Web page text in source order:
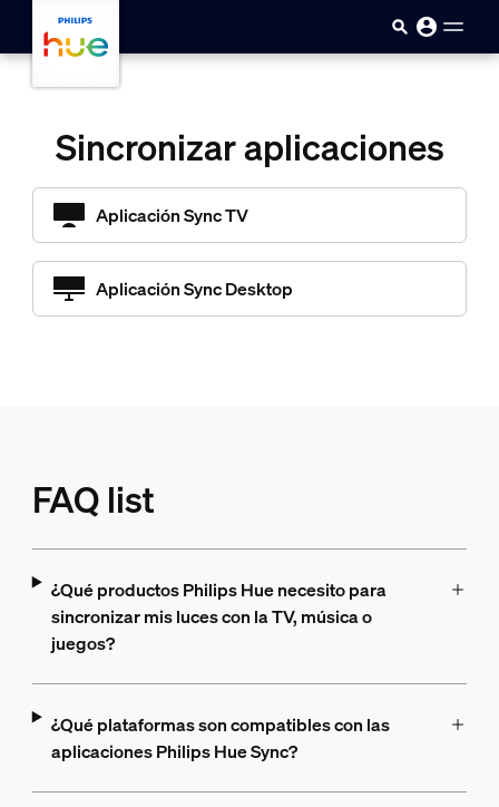
Sincronizar aplicaciones
Aplicación Sync TV
Aplicación Sync Desktop
FAQ list
¿Qué productos Philips Hue necesito para
sincronizar mis luces con la TV, música o
juegos?
¿Qué plataformas son compatibles con las
aplicaciones Philips Hue Sync?